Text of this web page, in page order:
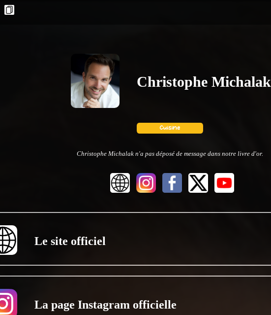
Christophe Michalak
Christophe Michalak n'a pas déposé de message dans notre livre d'or.
Le site officiel
La page Instagram officielle